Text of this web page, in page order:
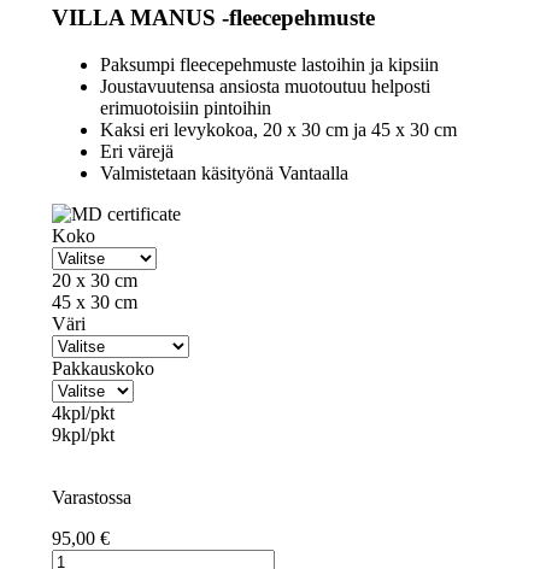
VILLA MANUS -fleecepehmuste
Paksumpi fleecepehmuste lastoihin ja kipsiin
Joustavuutensa ansiosta muotoutuu helposti
erimuotoisiin pintoihin
Kaksi eri levykokoa, 20 x 30 cm ja 45 x 30 cm
Eri värejä
Valmistetaan käsityönä Vantaalla
Koko
20 x 30 cm
45 x 30 cm
Väri
Pakkauskoko
4kpl/pkt
9kpl/pkt
Varastossa
95,00 €
VILLA